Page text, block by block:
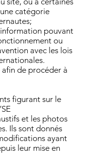
catégorie
pouvant
ou
avec les lois
afin de procéder à
figurant sur le
et les photos
Ils sont donnés
ayant
leur mise en